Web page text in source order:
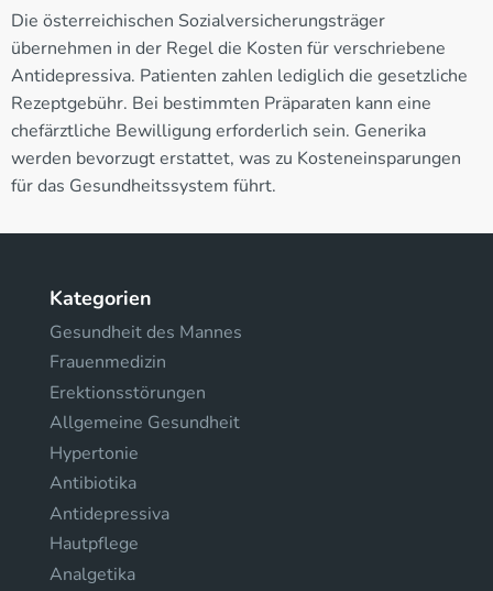
Die österreichischen Sozialversicherungsträger
übernehmen in der Regel die Kosten für verschriebene
Antidepressiva. Patienten zahlen lediglich die gesetzliche
Rezeptgebühr. Bei bestimmten Präparaten kann eine
chefärztliche Bewilligung erforderlich sein. Generika
werden bevorzugt erstattet, was zu Kosteneinsparungen
für das Gesundheitssystem führt.
Kategorien
Gesundheit des Mannes
Frauenmedizin
Erektionsstörungen
Allgemeine Gesundheit
Hypertonie
Antibiotika
Antidepressiva
Hautpflege
Analgetika